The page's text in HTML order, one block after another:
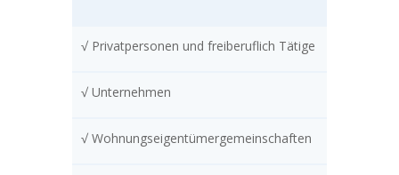
√ Privatpersonen und freiberuflich Tätige
√ Unternehmen
√ Wohnungseigentümergemeinschaften